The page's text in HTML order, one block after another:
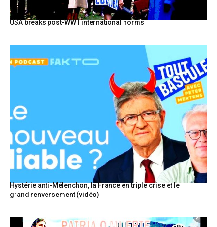
USA breaks post-WWII international norms
Hystérie anti-Mélenchon, la France en triple crise et le
grand renversement (vidéo)